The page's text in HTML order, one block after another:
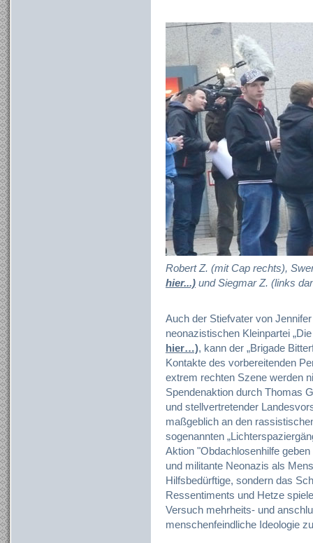
Robert Z. (mit Cap rechts),
hier...) und Siegmar Z. (links
Auch der Stiefvater von
neonazistischen Kleinpartei
hier…), kann der „Brigade
Kontakte des vorbereitenden
extrem rechten Szene werden
Spendenaktion durch Thomas
und stellvertretender
maßgeblich an den
sogenannten
Aktion "Obdachlosenhilfe
und militante Neonazis als
Hilfsbedürftige, sondern das
Ressentiments und Hetze
Versuch mehrheits- und
menschenfeindliche Ideologie